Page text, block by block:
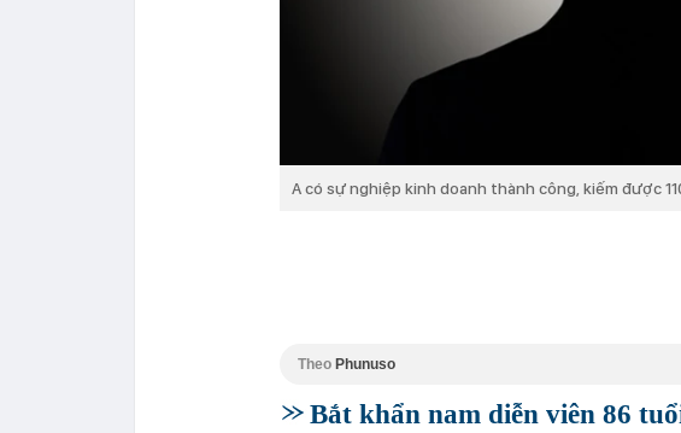
A có sự nghiệp kinh doanh thành công, kiếm được
Theo Phunuso
Bắt khẩn nam diễn viên 86